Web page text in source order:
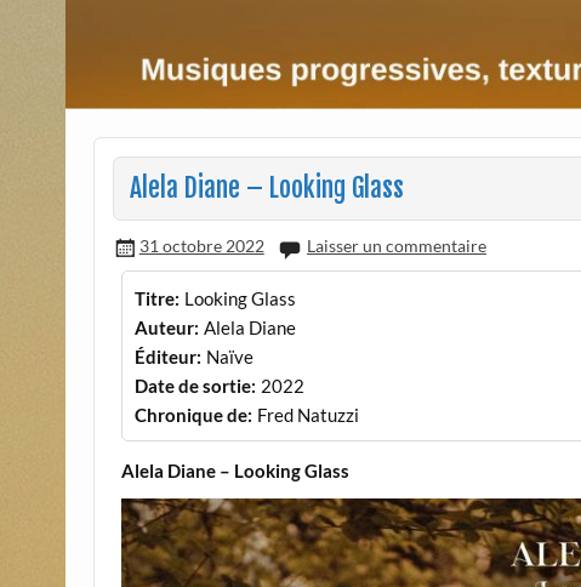
Alela Diane – Looking Glass
31 octobre 2022 Laisser un commentaire
Titre: Looking Glass
Auteur: Alela Diane
Éditeur: Naïve
Date de sortie: 2022
Chronique de: Fred Natuzzi
Alela Diane – Looking Glass